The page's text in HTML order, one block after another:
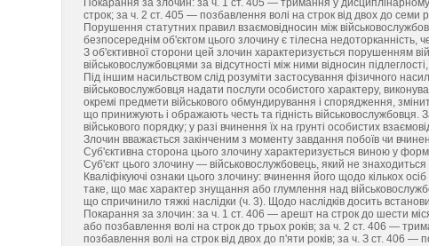
Покарання за злочин: за ч. 1 ст. 405 — тримання у
строк; за ч. 2 ст. 405 — позбавлення волі на строк від двох до семи
Порушення статутних правил взаємовідносин між
безпосереднім об'єктом цього злочину є тілесна недоторканність,
З об'єктивної сторони цей злочин характеризується порушенням
військовослужбовцями за відсутності між ними відносин
Під іншим насильством слід розуміти застосування фізичного
військовослужбовця надати послуги особистого характеру,
окремі предмети військового обмундирування і спорядження,
що принижують і ображають честь та гідність військовослужбовця.
військового порядку; у разі вчинення їх на грунті особистих
Злочин вважається закінченим з моменту завдання побоїв чи
Суб'єктивна сторона цього злочину характеризується виною у
Суб'єкт цього злочину — військовослужбовець, який не знаходиться
Кваліфікуючі ознаки цього злочину: вчинення його щодо кількох
таке, що має характер знущання або глумлення над
що спричинило тяжкі наслідки (ч. 3). Щодо наслідків досить
Покарання за злочин: за ч. 1 ст. 406 — арешт на строк до шести
або позбавлення волі на строк до трьох років; за ч. 2 ст. 406 —
позбавлення волі на строк від двох до п'яти років; за ч. З ст. 406 —